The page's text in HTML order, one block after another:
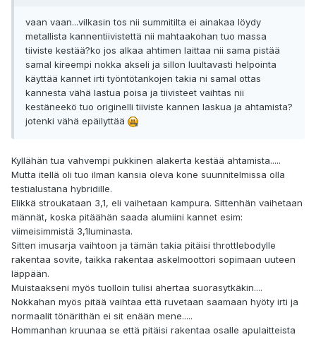
vaan vaan...vilkasin tos nii summitilta ei ainakaa löydy
metallista kannentiivistettä nii mahtaakohan tuo massa
tiiviste kestää?ko jos alkaa ahtimen laittaa nii sama pistää
samal kireempi nokka akseli ja sillon luultavasti helpointa
käyttää kannet irti työntötankojen takia ni samal ottas
kannesta vähä lastua poisa ja tiivisteet vaihtas nii
kestäneekö tuo originelli tiiviste kannen laskua ja ahtamista?
jotenki vähä epäilyttää
Kyllähän tua vahvempi pukkinen alakerta kestää ahtamista.....
Mutta itellä oli tuo ilman kansia oleva kone suunnitelmissa olla
testialustana hybridille.
Elikkä stroukataan 3,1, eli vaihetaan kampura. Sittenhän vaihetaan
männät, koska pitäähän saada alumiini kannet esim:
viimeisimmistä 3,1luminasta.
Sitten imusarja vaihtoon ja tämän takia pitäisi throttlebodylle
rakentaa sovite, taikka rakentaa askelmoottori sopimaan uuteen
läppään.
Muistaakseni myös tuolloin tulisi ahertaa suorasytkäkin....
Nokkahan myös pitää vaihtaa että ruvetaan saamaan hyöty irti ja
normaalit tönärithän ei sit enään mene.....
Hommanhan kruunaa se että pitäisi rakentaa osalle apulaitteista